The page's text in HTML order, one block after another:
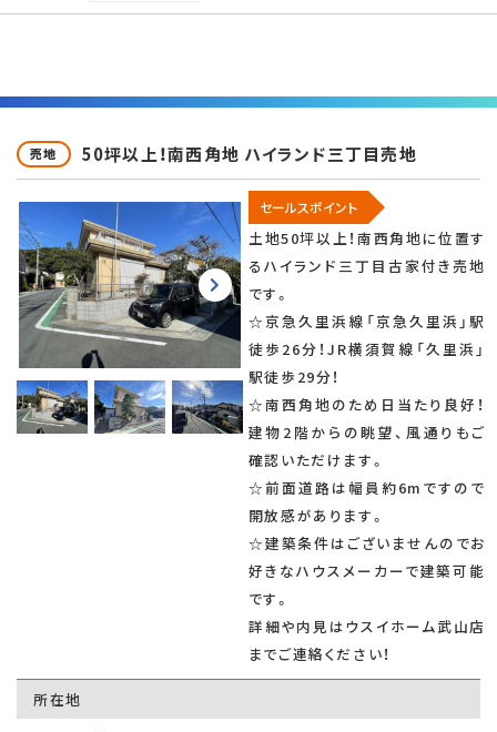
売地 50坪以上！南西角地 ハイランド三丁目売地
セールスポイント
土地50坪以上！南西角地に位置す
るハイランド三丁目古家付き売地
です。
☆京急久里浜線「京急久里浜」駅
徒歩26分！JR横須賀線「久里浜」
駅徒歩29分！
☆南西角地のため日当たり良好！
建物2階からの眺望、風通りもご
確認いただけます。
☆前面道路は幅員約6mですので
開放感があります。
☆建築条件はございませんのでお
好きなハウスメーカーで建築可能
です。
詳細や内見はウスイホーム武山店
までご連絡ください！
所在地